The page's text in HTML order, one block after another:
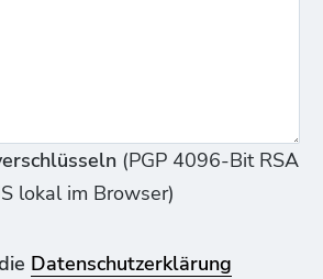
(PGP 4096-Bit RSA
lokal im Browser)
Datenschutzerklärung